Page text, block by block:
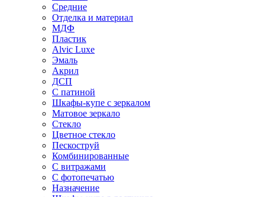
Средние
Отделка и материал
МДФ
Пластик
Alvic Luxe
Эмаль
Акрил
ДСП
С патиной
Шкафы-купе с зеркалом
Матовое зеркало
Стекло
Цветное стекло
Пескоструй
Комбинированные
С витражами
С фотопечатью
Назначение